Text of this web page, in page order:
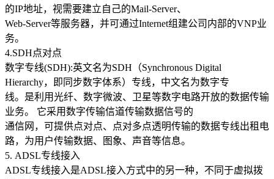
华南电信机房
电信五星级标准建设
华南双线机房
深圳龙华清湖机房
FIL/CHIA/BZZ首选机房
深圳南山沙河机房
电信钻石五星级机房
的IP地址，视需要建立自己的Mail-Server、
Web-Server等服务器，并可通过Internet组建公司内部的VNP业
务。
4.SDH点对点
数字专线(SDH):英文名为SDH（Synchronous Digital
Hierarchy，即同步数字体系）专线，中文名为数字专
线。是利用光纤、数字微波、卫星等数字电路开放的数据传输
业务。 它采用数字传输信道传输数据信号的
通信网，可提供点对点、点对多点透明传输的数据专线出租电
路，为用户传输数据、图象、声音等信息。
5. ADSL专线接入
ADSL专线接入是ADSL接入方式中的另一种，不同于虚拟拨